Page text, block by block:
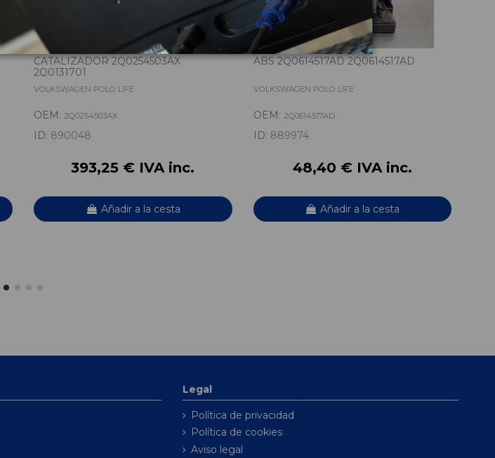
CATALIZADOR 2Q0254503AX
2Q0131701
VOLKSWAGEN POLO LIFE
OEM: 2Q0254503AX
ID: 890048
393,25 € IVA inc.
Añadir a la cesta
ABS 2Q0614517AD 2Q0614517AD
VOLKSWAGEN POLO LIFE
OEM: 2Q0614517AD
ID: 889974
48,40 € IVA inc.
Añadir a la cesta
Legal
Política de privacidad
Política de cookies
Aviso legal